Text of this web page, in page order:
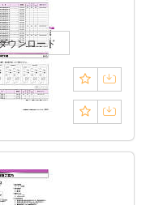
ウンロード